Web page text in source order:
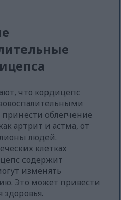
что кордицепс
облегчение
артрит и астма, от
людей.
клетках
содержит
изменять
Это может привести